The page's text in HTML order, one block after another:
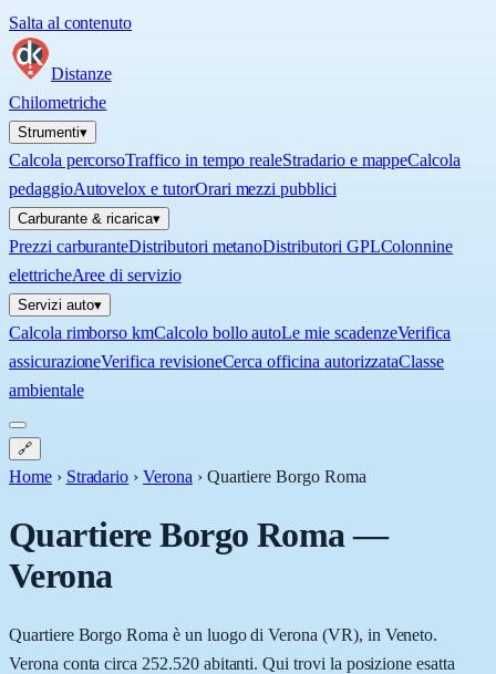
Salta al contenuto
Distanze
Chilometriche
Strumenti▾
Calcola percorsoTraffico in tempo realeStradario e mappeCalcola
pedaggioAutovelox e tutorOrari mezzi pubblici
Carburante & ricarica▾
Prezzi carburanteDistributori metanoDistributori GPLColonnine
elettricheAree di servizio
Servizi auto▾
Calcola rimborso kmCalcolo bollo autoLe mie scadenzeVerifica
assicurazioneVerifica revisioneCerca officina autorizzataClasse
ambientale
🔗
Home › Stradario › Verona › Quartiere Borgo Roma
Quartiere Borgo Roma—
Verona
Quartiere Borgo Roma è un luogo di Verona (VR), in Veneto.
Verona conta circa 252.520 abitanti. Qui trovi la posizione esatta